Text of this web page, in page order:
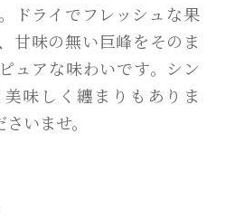
ドライでフレッシュな果
甘味の無い巨峰をそのま
ュアな味わいです。シン
味しく纏まりもありま
いませ。